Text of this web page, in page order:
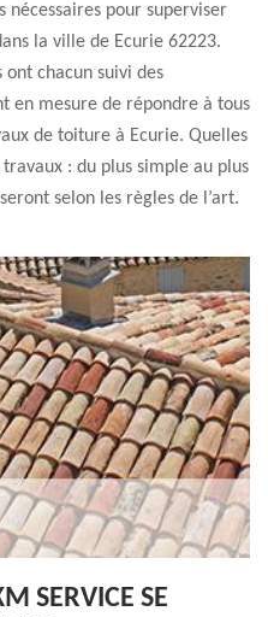
nécessaires pour superviser
la ville de Ecurie 62223.
ont chacun suivi des
en mesure de répondre à tous
de toiture à Ecurie. Quelles
: du plus simple au plus
selon les règles de l’art.
SERVICE SE